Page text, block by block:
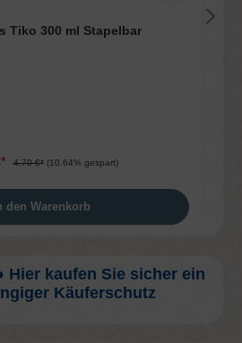
Tiko 300 ml Stapelbar
4,70 €* (10.64% gespart)
den Warenkorb
Hier kaufen Sie sicher ein
Käuferschutz